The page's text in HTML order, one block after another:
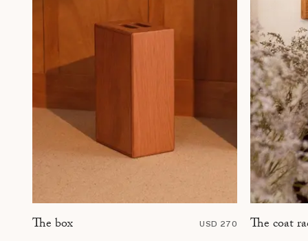
The box USD 270 The coat